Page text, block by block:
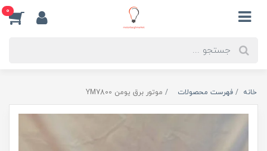
0
خانه فهرست محصولات موتور برق یومن YM7800